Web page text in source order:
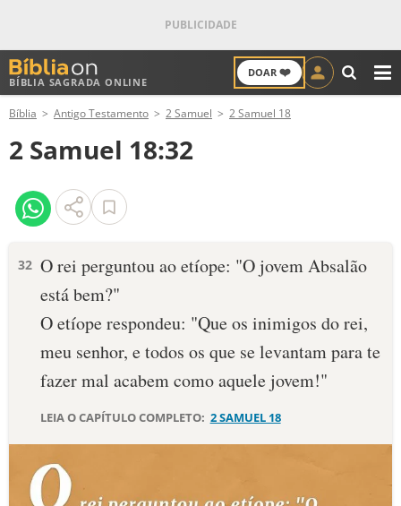
BÍBLIA SAGRADA ONLINE
DOAR ❤️
ANTIGO TESTAMENTO
NOVO TESTAMENTO
VERSÍCULOS
PALAVRA DO DIA
SALMO DO DIA
DEVOCIONAL DIÁRIO
ESTUDOS BÍBLICOS
Bíblia Antigo Testamento 2 Samuel 2 Samuel 18
2 Samuel 18:32
32 O rei perguntou ao etíope: "O jovem Absalão
está bem?"
O etíope respondeu: "Que os inimigos do rei,
meu senhor, e todos os que se levantam para te
fazer mal acabem como aquele jo­vem!"
LEIA O CAPÍTULO COMPLETO: 2 SAMUEL 18